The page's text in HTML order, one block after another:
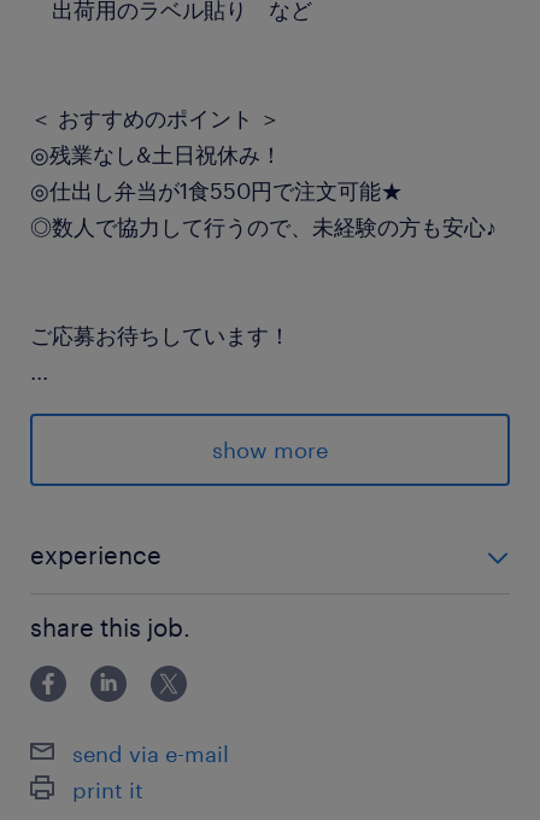
出荷用のラベル貼り など
＜ おすすめのポイント ＞
◎残業なし&土日祝休み！
◎仕出し弁当が1食550円で注文可能★
◎数人で協力して行うので、未経験の方も安心♪
ご応募お待ちしています！
...
派遣先の特徴
伝統的な食品である「ゆば」を製造している企業
です。贈答用からご家庭用、業務用まで幅広く各
届けています。
最寄駅
JR烏山線／烏山駅（車22分）
土日祝日
土日祝日休み ※月曜～金曜までの週5日勤務と
show more
experience
share this job.
send via e-mail
print it